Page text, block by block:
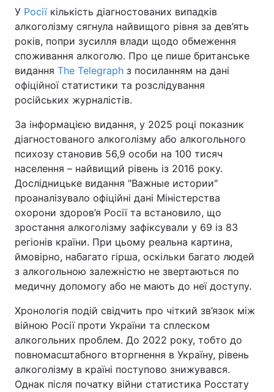
У Росіїкількість діагностованих випадків
алкоголізму сягнула найвищого рівня за дев’ять
років, попри зусилля влади щодо обмеження
споживання алкоголю. Про це пише британське
видання The Telegraph з посиланням на дані
офіційної статистики та розслідування
російських журналістів.
За інформацією видання, у 2025 році показник
діагностованого алкоголізму або алкогольного
психозу становив 56,9 особи на 100 тисяч
населення – найвищий рівень із 2016 року.
Дослідницьке видання "Важные истории"
проаналізувало офіційні дані Міністерства
охорони здоров’я Росії та встановило, що
зростання алкоголізму зафіксували у 69 із 83
регіонів країни. При цьому реальна картина,
ймовірно, набагато гірша, оскільки багато людей
з алкогольною залежністю не звертаються по
медичну допомогу або не мають до неї доступу.
Хронологія подій свідчить про чіткий зв’язок між
війною Росії проти України та сплеском
алкогольних проблем. До 2022 року, тобто до
повномасштабного вторгнення в Україну, рівень
алкоголізму в країні поступово знижувався.
Однак після початку війни статистика Росстату